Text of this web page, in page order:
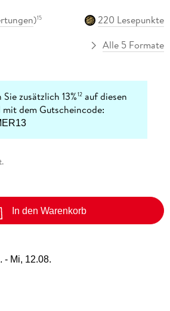
)15 220 Lesepunkte
Alle 5 Formate
Sie zusätzlich 13%12 auf diesen
dem Gutscheincode:
In den Warenkorb
- Mi, 12.08.